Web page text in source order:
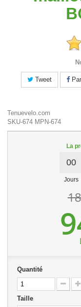
Tweet
Tenuevelo.com
SKU-674 MPN-674
La
00
Jours
Quantité
Taille